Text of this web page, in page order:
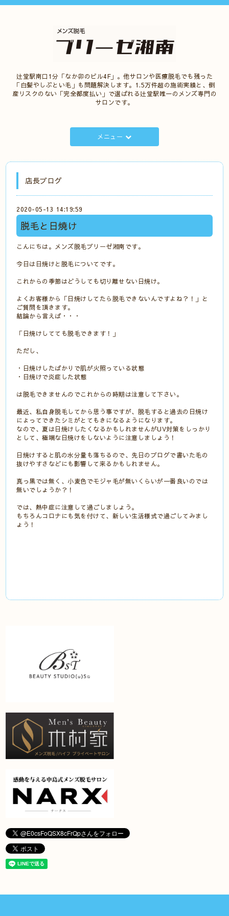
辻堂駅南口1分「なか卯のビル4F」。他サロンや医療脱毛でも残った
「白髪やしぶとい毛」も問題解決します。1.5万件超の施術実績と、倒
産リスクのない「完全都度払い」で選ばれる辻堂駅唯一のメンズ専門の
サロンです。
メニュー
店長ブログ
2020-05-13 14:19:59
脱毛と日焼け
こんにちは。メンズ脱毛ブリーゼ湘南です。
今日は日焼けと脱毛についてです。
これからの季節はどうしても切り離せない日焼け。
よくお客様から「日焼けしてたら脱毛できないんですよね？！」と
ご質問を頂きます。
結論から言えば・・・
「日焼けしてても脱毛できます！」
ただし、
・日焼けしたばかりで肌が火照っている状態
・日焼けで炎症した状態
は脱毛できませんのでこれからの時期は注意して下さい。
最近、私自身脱毛してから思う事ですが、脱毛すると過去の日焼け
によってできたシミがとてもきになるようになります。
なので、夏は日焼けしたくなるかもしれませんがUV対策をしっかり
として、極端な日焼けをしないように注意しましょう！
日焼けすると肌の水分量も落ちるので、先日のブログで書いた毛の
抜けやすさなどにも影響して来るかもしれません。
真っ黒では無く、小麦色でモジャ毛が無いくらいが一番良いのでは
無いでしょうか？！
では、熱中症に注意して過ごしましょう。
もちろんコロナにも気を付けて、新しい生活様式で過ごしてみまし
ょう！